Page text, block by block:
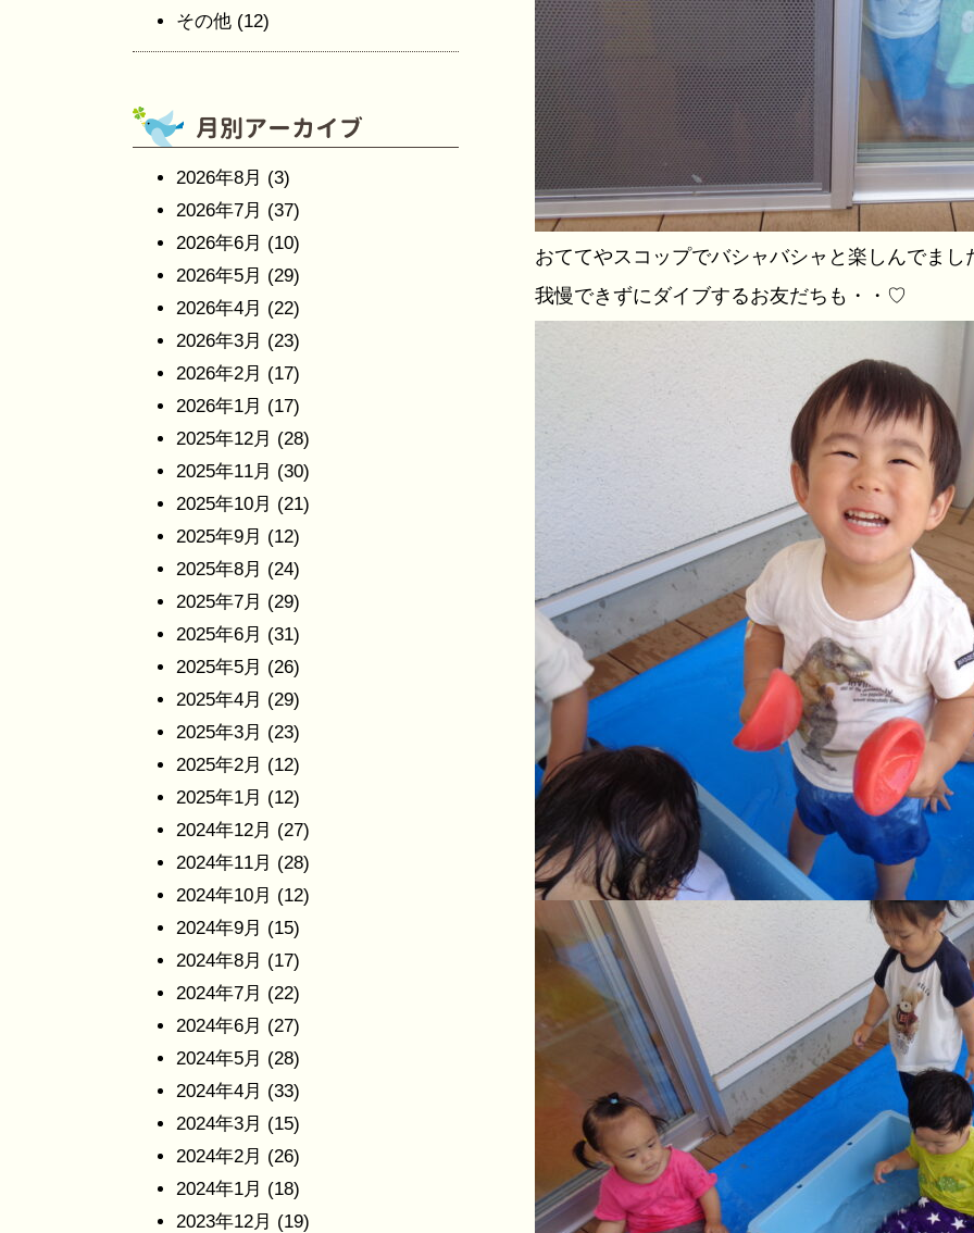
おててやスコップでバシャバシャと楽しんでまし
我慢できずにダイブするお友だちも・・♡
その他 (12)
2026年8月 (3)
2026年7月 (37)
2026年6月 (10)
2026年5月 (29)
2026年4月 (22)
2026年3月 (23)
2026年2月 (17)
2026年1月 (17)
2025年12月 (28)
2025年11月 (30)
2025年10月 (21)
2025年9月 (12)
2025年8月 (24)
2025年7月 (29)
2025年6月 (31)
2025年5月 (26)
2025年4月 (29)
2025年3月 (23)
2025年2月 (12)
2025年1月 (12)
2024年12月 (27)
2024年11月 (28)
2024年10月 (12)
2024年9月 (15)
2024年8月 (17)
2024年7月 (22)
2024年6月 (27)
2024年5月 (28)
2024年4月 (33)
2024年3月 (15)
2024年2月 (26)
2024年1月 (18)
2023年12月 (19)